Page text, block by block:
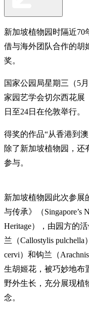
新加坡植物园时隔近
借与海外团队合作的胡
奖。
国家公园局星期三（5
家园艺学会切尔西花展
日至24日在伦敦举行。
得奖的作品“从香港到
除了新加坡植物园，还
参与。
新加坡植物园此次参展
与传承》（Singapore’s
Heritage），由园方的
兰（Callostylis pulchella
cervi）和钩兰（
生胡姬花，被巧妙地布
野外生长，充分展现植
念。